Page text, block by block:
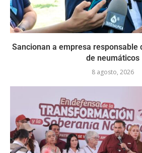
Sancionan a empresa responsable
de neumáticos
8 agosto, 2026